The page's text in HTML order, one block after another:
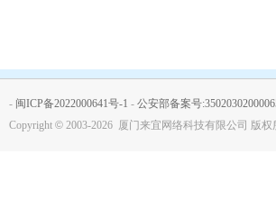
- 闽ICP备2022000641号-1 - 公安部备案号
Copyright © 2003-2026 厦门来宜网络科技有限公司 版权